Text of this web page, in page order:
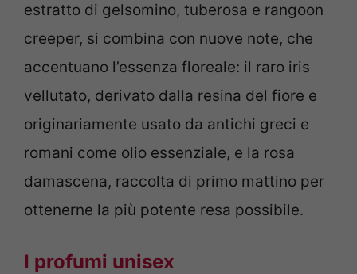
estratto di gelsomino, tuberosa e rangoon
creeper, si combina con nuove note, che
accentuano l’essenza floreale: il raro iris
vellutato, derivato dalla resina del fiore e
originariamente usato da antichi greci e
romani come olio essenziale, e la rosa
damascena, raccolta di primo mattino per
ottenerne la più potente resa possibile.
I profumi unisex